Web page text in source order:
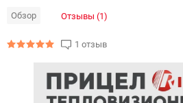
Обзор Отзывы (1)
1 отзыв